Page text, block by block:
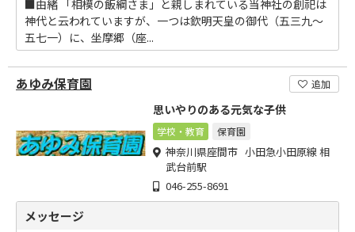
■由緒 「相模の飯綱さま」と親しまれている当神社の創祀は
神代と云われていますが、一つは欽明天皇の御代（五三九～
五七一）に、坐摩郷（座...
あゆみ保育園 追加
思いやりのある元気な子供
学校・教育 保育園
神奈川県座間市 小田急小田原線 相
武台前駅
046-255-8691
メッセージ